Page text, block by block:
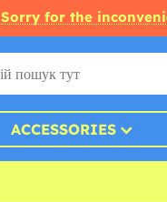
Sorry for the
ACCESSORIES